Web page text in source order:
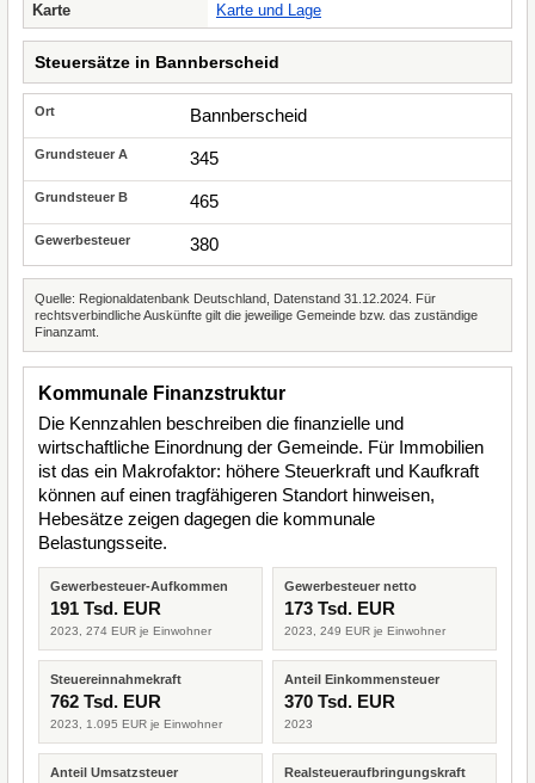
Karte
Karte und Lage
Steuersätze in Bannberscheid
Bannberscheid
345
465
380
Quelle: Regionaldatenbank Deutschland, Datenstand 31.12.2024. Für
rechtsverbindliche Auskünfte gilt die jeweilige Gemeinde bzw. das zuständige
Finanzamt.
Kommunale Finanzstruktur
Die Kennzahlen beschreiben die finanzielle und
wirtschaftliche Einordnung der Gemeinde. Für Immobilien
ist das ein Makrofaktor: höhere Steuerkraft und Kaufkraft
können auf einen tragfähigeren Standort hinweisen,
Hebesätze zeigen dagegen die kommunale
Belastungsseite.
Gewerbesteuer-Aufkommen
191 Tsd. EUR
2023, 274 EUR je Einwohner
Gewerbesteuer netto
173 Tsd. EUR
2023, 249 EUR je Einwohner
Steuereinnahmekraft
762 Tsd. EUR
2023, 1.095 EUR je Einwohner
Anteil Einkommensteuer
370 Tsd. EUR
2023
Anteil Umsatzsteuer Realsteueraufbringungskraft